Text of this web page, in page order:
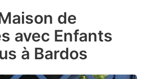
de
avec Enfants
à Bardos